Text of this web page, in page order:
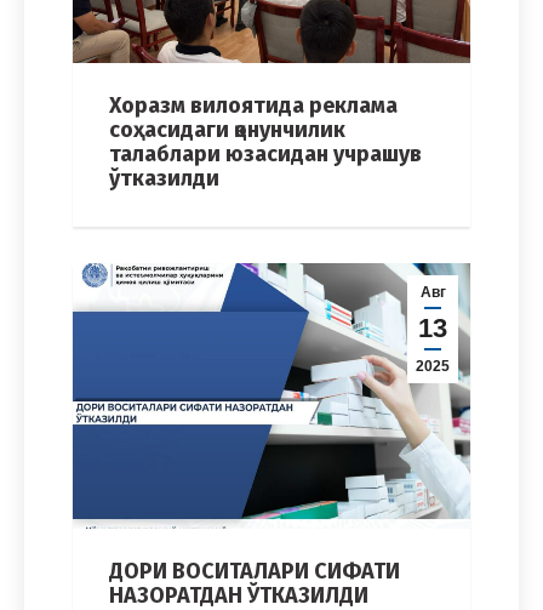
Хоразм вилоятида реклама
соҳасидаги қонунчилик
талаблари юзасидан учрашув
ўтказилди
Авг
13
2025
ДОРИ ВОСИТАЛАРИ СИФАТИ
НАЗОРАТДАН ЎТКАЗИЛДИ